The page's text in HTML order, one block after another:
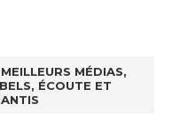
MÉDIAS,
ÉCOUTE ET